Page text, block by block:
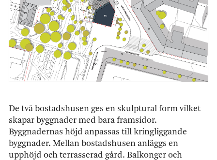
De två bostadshusen ges en skulptural form vilket
skapar byggnader med bara framsidor.
Byggnadernas höjd anpassas till kringliggande
byggnader. Mellan bostadshusen anläggs en
upphöjd och terrasserad gård. Balkonger och